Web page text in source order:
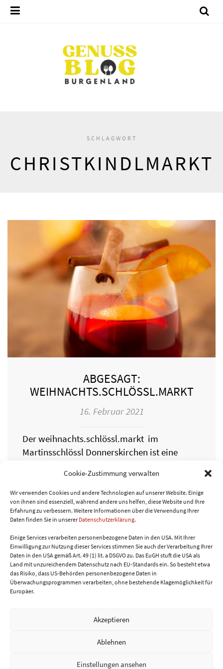
Cookie-Zustimmung verwalten
Wir verwenden Cookies und andere Technologien auf unserer Website. Einige
von ihnen sind essenziell, während andere uns helfen, diese Website und Ihre
Erfahrung zu verbessern. Weitere Informationen über die Verwendung Ihrer
Daten finden Sie in unsererDatenschutzerklärung.
Einige Services verarbeiten personenbezogene Daten in den USA. Mit Ihrer
Einwilligung zur Nutzung dieser Services stimmen Sie auch der Verarbeitung Ihrer
Daten in den USA gemäß Art. 49 (1) lit. a DSGVO zu. Das EuGH stuft die USA als
Land mit unzureichendem Datenschutz nach EU-Standards ein. So besteht etwa
das Risiko, dass US-Behörden personenbezogene Daten in
Überwachungsprogrammen verarbeiten, ohne bestehende Klagemöglichkeit für
Europäer.
Akzeptieren
Ablehnen
Einstellungen ansehen
SCHLAGWORT
CHRISTKINDLMARKT
ABGESAGT:
WEIHNACHTS.SCHLÖSSL.MARKT
16. Februar 2021
Der weihnachts.schlössl.markt im
Martinsschlössl Donnerskirchen ist eine
und Weihnachtszauber. Wie immer sind viele
regionale oder bio-zertifizierte…
WEITERLESEN
Datenschutzerklärung
Impressum